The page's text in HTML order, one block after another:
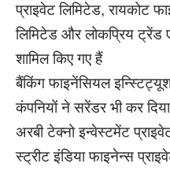
प्राइवेट लिमिटेड, रायकोट
लिमिटेड और लोकप्रिय ट्रेंड
शामिल किए गए हैं
बैंकिंग फाइनेंसियल
कंपनियों ने सरेंडर भी कर
अरबी टेक्नो इन्वेस्टमेंट
स्ट्रीट इंडिया फाइनेन्स